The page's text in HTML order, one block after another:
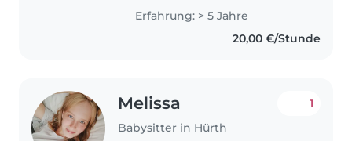
experience working with
children of various ages. I am
patient, responsible,
Erfahrung: > 5 Jahre
20,00 €/Stunde
Melissa
Babysitter in Hürth
1